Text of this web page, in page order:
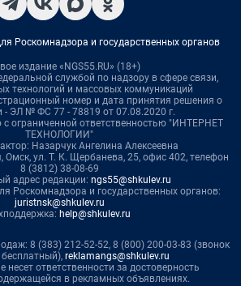
Роскомнадзора и государственных органов
издание «NGS55.RU» (18+)
службой по надзору в сфере связи,
технологий и массовых коммуникаций
номер и дата принятия решения о
- ЭЛ № ФС 77 - 78819 от 07.08.2020 г.
с ограниченной ответственностью "ИНТЕРНЕТ
ТЕХНОЛОГИИ"
Назарчук Ангелина Алексеевна
Омск, ул. Т. К. Щербанева, 25, офис 402, телефон
8 (3812) 38-08-69
адрес редакции: ngs55@shkulev.ru
Роскомнадзора и государственных органов:
juristnsk@shkulev.ru
help@shkulev.ru
8 (383) 212-52-52, 8 (800) 200-03-83 (звонок
бесплатный), reklamangs@shkulev.ru
несет ответственности за достоверность
в рекламных объявлениях.